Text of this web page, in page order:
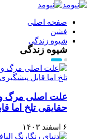
صفحه اصلی
فشن
شیوه زندگی
شیوه زندگی
علت اصلی مرگ و
حقایقی تلخ اما
۶ اسفند ۱۴۰۳